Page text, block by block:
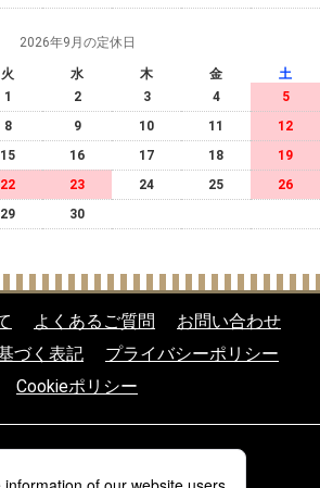
2026年9月の定休日
火 水 木 金
土
1
2 3 4
5
8 9 10 11
12
15 16 17 18
19
22 23 24 25
26
29 30
よくあるご質問
お問い合わせ
づく表記
プライバシーポリシー
Cookieポリシー
律により禁じられております。